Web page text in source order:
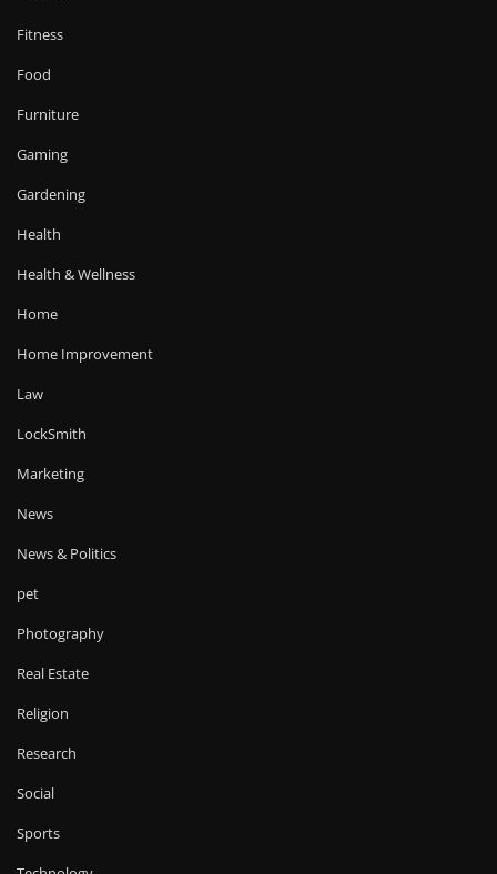
Fitness
Food
Furniture
Gaming
Gardening
Health
Health & Wellness
Home
Home Improvement
Law
LockSmith
Marketing
News
News & Politics
pet
Photography
Real Estate
Religion
Research
Social
Sports